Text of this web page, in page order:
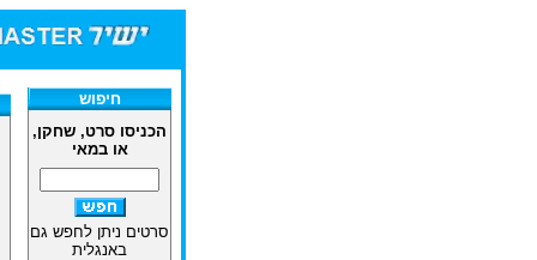
חיפוש
הכניסו סרט, שחקן,
או במאי
סרטים ניתן לחפש גם
באנגלית